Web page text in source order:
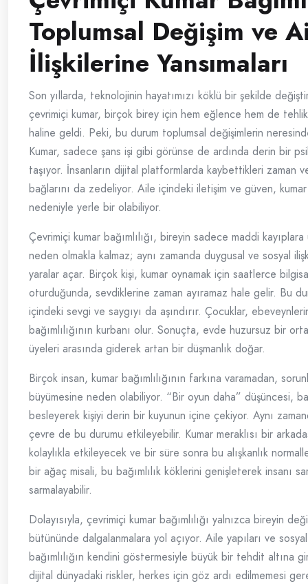
Toplumsal Değişim ve
İlişkilerine Yansımaları
Son yıllarda, teknolojinin hayatımızı köklü bir şekilde
çevrimiçi kumar, birçok birey için hem eğlence hem de
haline geldi. Peki, bu durum toplumsal değişimlerin
Kumar, sadece şans işi gibi görünse de ardında derin bir
taşıyor. İnsanların dijital platformlarda kaybettikleri zaman
bağlarını da zedeliyor. Aile içindeki iletişim ve güven, kumar
nedeniyle yerle bir olabiliyor.
Çevrimiçi kumar bağımlılığı, bireyin sadece maddi kayıplara
neden olmakla kalmaz; aynı zamanda duygusal ve sosyal
yaralar açar. Birçok kişi, kumar oynamak için saatlerce
oturduğunda, sevdiklerine zaman ayıramaz hale gelir. Bu
içindeki sevgi ve saygıyı da aşındırır. Çocuklar,
bağımlılığının kurbanı olur. Sonuçta, evde huzursuz bir
üyeleri arasında giderek artan bir düşmanlık doğar.
Birçok insan, kumar bağımlılığının farkına varamadan,
büyümesine neden olabiliyor. “Bir oyun daha” düşüncesi,
besleyerek kişiyi derin bir kuyunun içine çekiyor. Aynı
çevre de bu durumu etkileyebilir. Kumar meraklısı bir
kolaylıkla etkileyecek ve bir süre sonra bu alışkanlık
bir ağaç misali, bu bağımlılık köklerini genişleterek insanı
sarmalayabilir.
Dolayısıyla, çevrimiçi kumar bağımlılığı yalnızca bireyin
bütününde dalgalanmalara yol açıyor. Aile yapıları ve
bağımlılığın kendini göstermesiyle büyük bir tehdit altına
dijital dünyadaki riskler, herkes için göz ardı edilmemesi